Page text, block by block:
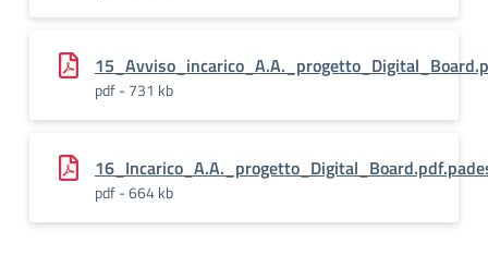
pdf - 731 kb
pdf - 664 kb